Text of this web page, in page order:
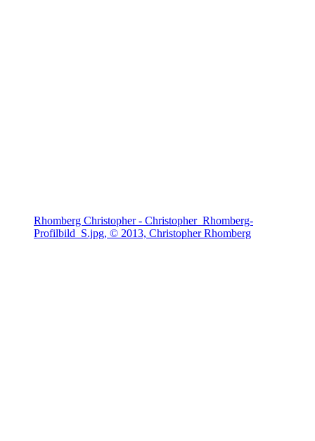
Rhomberg Christopher - Christopher_Rhomberg-
Profilbild_S.jpg, © 2013, Christopher Rhomberg